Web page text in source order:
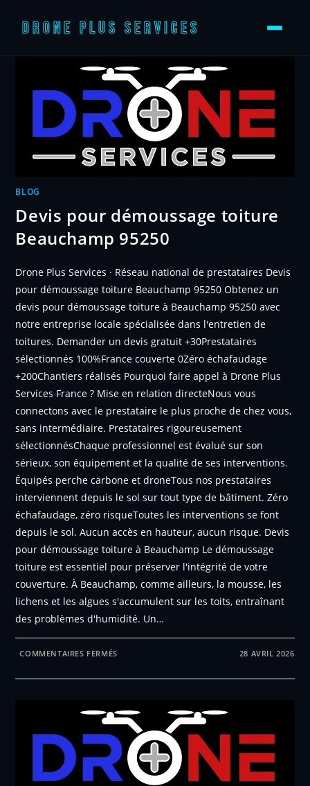
DRONE PLUS SERVICES
BLOG
Devis pour démoussage toiture
Beauchamp 95250
Drone Plus Services · Réseau national de prestataires Devis
pour démoussage toiture Beauchamp 95250 Obtenez un
devis pour démoussage toiture à Beauchamp 95250 avec
notre entreprise locale spécialisée dans l'entretien de
toitures. Demander un devis gratuit +30Prestataires
sélectionnés 100%France couverte 0Zéro échafaudage
+200Chantiers réalisés Pourquoi faire appel à Drone Plus
Services France ? Mise en relation directeNous vous
connectons avec le prestataire le plus proche de chez vous,
sans intermédiaire. Prestataires rigoureusement
sélectionnésChaque professionnel est évalué sur son
sérieux, son équipement et la qualité de ses interventions.
Équipés perche carbone et droneTous nos prestataires
interviennent depuis le sol sur tout type de bâtiment. Zéro
échafaudage, zéro risqueToutes les interventions se font
depuis le sol. Aucun accès en hauteur, aucun risque. Devis
pour démoussage toiture à Beauchamp Le démoussage
toiture est essentiel pour préserver l'intégrité de votre
couverture. À Beauchamp, comme ailleurs, la mousse, les
lichens et les algues s'accumulent sur les toits, entraînant
des problèmes d'humidité. Un…
COMMENTAIRES FERMÉSSUR
DÉMOUSSAGE
28 AVRIL 2026